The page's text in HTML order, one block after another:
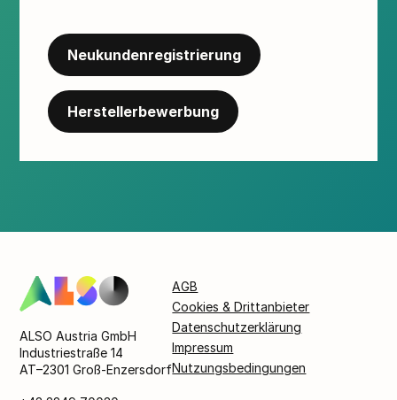
Neukundenregistrierung
Herstellerbewerbung
ALSO Austria GmbH
Industriestraße 14
AT–2301 Groß-Enzersdorf
AGB
Cookies & Drittanbieter
Datenschutzerklärung
Impressum
Nutzungsbedingungen